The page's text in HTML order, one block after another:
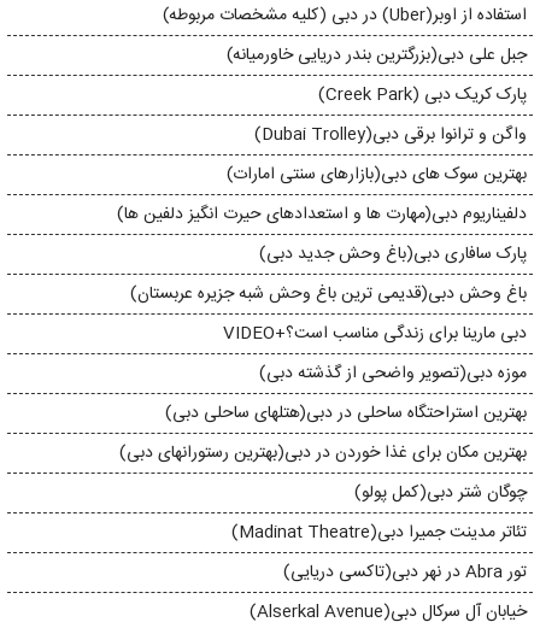
استفاده از اوبر(Uber) در دبی (کلیه مشخصات مربوطه)
جبل علی دبی(بزرگترین بندر دریایی خاورمیانه)
پارک کریک دبی (Creek Park)
واگن و ترانوا برقی دبی(Dubai Trolley)
بهترین سوک های دبی(بازارهای سنتی امارات)
دلفیناریوم دبی(مهارت ها و استعدادهای حیرت انگیز دلفین ها)
پارک سافاری دبی(باغ وحش جدید دبی)
باغ وحش دبی(قدیمی ترین باغ وحش شبه جزیره عربستان)
دبی مارینا برای زندگی مناسب است؟+VIDEO
موزه دبی(تصویر واضحی از گذشته دبی)
بهترین استراحتگاه ساحلی در دبی(هتلهای ساحلی دبی)
بهترین مکان برای غذا خوردن در دبی(بهترین رستورانهای دبی)
چوگان شتر دبی(کمل پولو)
تئاتر مدینت جمیرا دبی(Madinat Theatre)
تور Abra در نهر دبی(تاکسی دریایی)
خیابان آل سرکال دبی(Alserkal Avenue)